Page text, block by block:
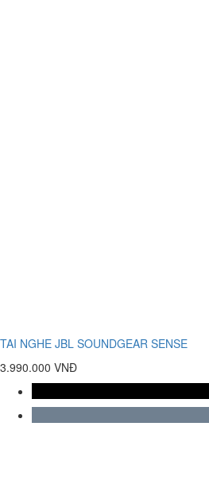
TAI NGHE JBL SOUNDGEAR SENSE
3.990.000 VNĐ